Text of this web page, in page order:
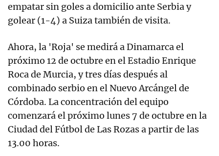
empatar sin goles a domicilio ante Serbia y
golear (1-4) a Suiza también de visita.
Ahora, la 'Roja' se medirá a Dinamarca el
próximo 12 de octubre en el Estadio Enrique
Roca de Murcia, y tres días después al
combinado serbio en el Nuevo Arcángel de
Córdoba. La concentración del equipo
comenzará el próximo lunes 7 de octubre en la
Ciudad del Fútbol de Las Rozas a partir de las
13.00 horas.